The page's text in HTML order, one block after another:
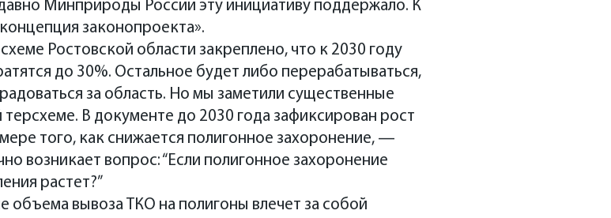
Минприроды России эту инициативу поддержало. К
законопроекта».
Ростовской области закреплено, что к 2030 году
до 30%. Остальное будет либо перерабатываться,
за область. Но мы заметили существенные
В документе до 2030 года зафиксирован рост
того, как снижается полигонное захоронение, —
возникает вопрос: “Если полигонное захоронение
растет?”
объема вывоза ТКО на полигоны влечет за собой